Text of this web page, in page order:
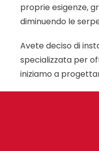
proprie esigenze,
diminuendo le
Avete deciso di
specializzata per
iniziamo a